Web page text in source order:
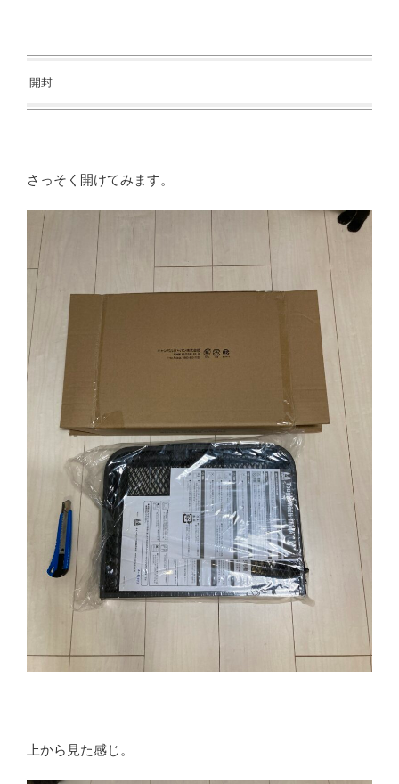
開封
さっそく開けてみます。
上から見た感じ。